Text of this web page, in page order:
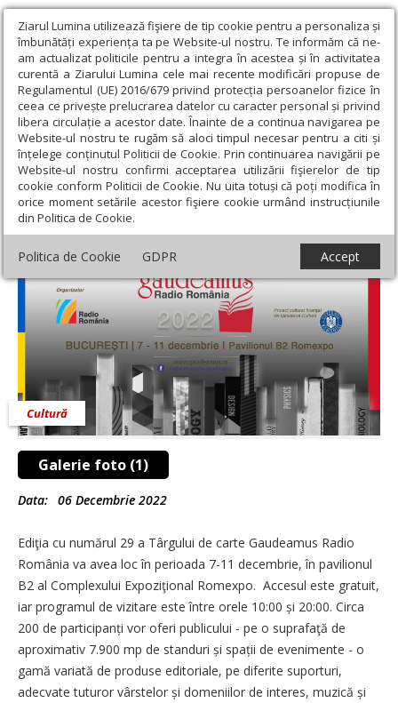
Ziarul Lumina utilizează fişiere de tip cookie pentru a personaliza și
îmbunătăți experiența ta pe Website-ul nostru. Te informăm că ne-
am actualizat politicile pentru a integra în acestea și în activitatea
curentă a Ziarului Lumina cele mai recente modificări propuse de
Regulamentul (UE) 2016/679 privind protecția persoanelor fizice în
ceea ce privește prelucrarea datelor cu caracter personal și privind
libera circulație a acestor date. Înainte de a continua navigarea pe
Website-ul nostru te rugăm să aloci timpul necesar pentru a citi și
înțelege conținutul Politicii de Cookie. Prin continuarea navigării pe
Website-ul nostru confirmi acceptarea utilizării fişierelor de tip
cookie conform Politicii de Cookie. Nu uita totuși că poți modifica în
orice moment setările acestor fişiere cookie urmând instrucțiunile
din Politica de Cookie.
Politica de Cookie GDPR Accept
Ziarul Lumina › Educaţie și Cultură › Cultură › Târgul de carte
Gaudeamus
Târgul de carte Gaudeamus
Galerie foto (1)
Cultură
Data: 06 Decembrie 2022
Ediţia cu numărul 29 a Târgului de carte Gaudeamus Radio
România va avea loc în perioada 7-11 decembrie, în pavilionul
B2 al Complexului Expoziţional Romexpo. Accesul este gratuit,
iar programul de vizitare este între orele 10:00 și 20:00. Circa
200 de participanți vor oferi publicului - pe o suprafaţă de
aproximativ 7.900 mp de standuri și spații de evenimente - o
gamă variată de produse editoriale, pe diferite suporturi,
adecvate tuturor vârstelor și domeniilor de interes, muzică și